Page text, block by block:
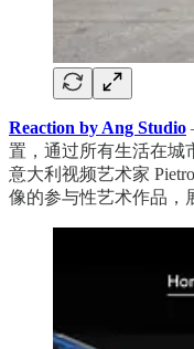
Reaction by Ang Studio
置，通过所有生活在城
意大利视频艺术家
像的参与性艺术作品，